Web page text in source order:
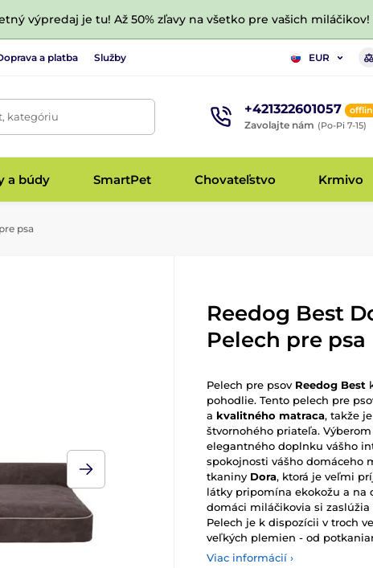
výpredaj je tu! Až 50% zľavy na všetko pre vašich miláčikov!
a platba Služby EUR
kategóriu +421322601057
Zavolajte nám (Po-Pi 7-15)
a búdy SmartPet Chovateľstvo Krmivo
psa
Reedog Best
Pelech pre psa
Pelech pre psov Reedog Best
pohodlie. Tento pelech pre
a kvalitného matraca, takže
štvornohého priateľa.
elegantného doplnku vášho
spokojnosti vášho domáceho
tkaniny Dora, ktorá je veľmi
látky pripomína ekokožu a na
domáci miláčikovia si
Pelech je k dispozícii v troch
veľkých plemien - od
Viac informácií ›